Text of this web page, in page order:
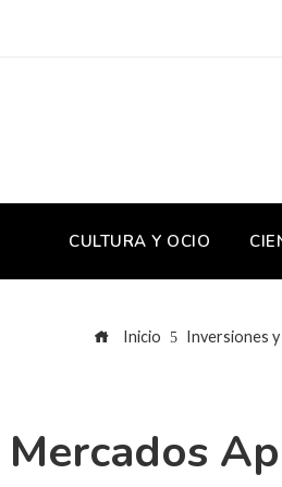
CULTURA Y OCIO
Inicio Inversiones
Mercados